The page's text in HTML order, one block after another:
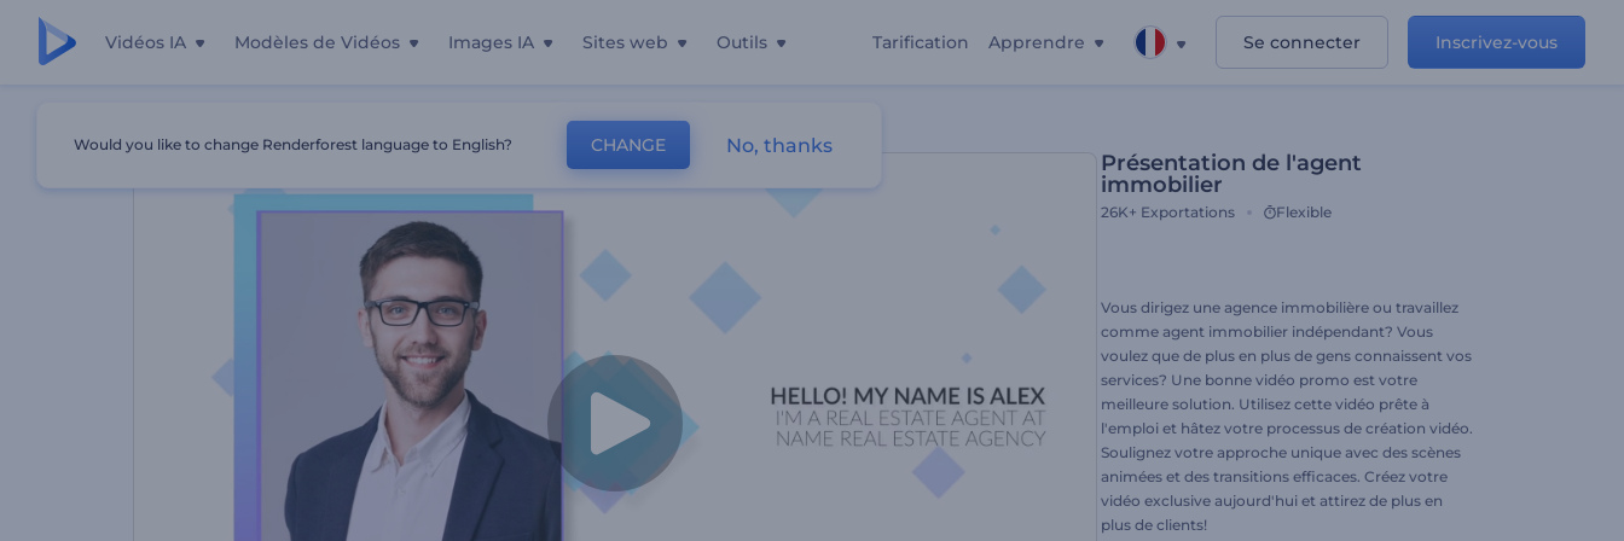
Vidéos IA Modèles de Vidéos Images IA Sites web Outils Tarification Apprendre Se connecter Inscrivez-vous
Présentation de l'agent
immobilier
26K+ Exportations Flexible
Vous dirigez une agence immobilière ou travaillez
comme agent immobilier indépendant? Vous
voulez que de plus en plus de gens connaissent vos
services? Une bonne vidéo promo est votre
meilleure solution. Utilisez cette vidéo prête à
l'emploi et hâtez votre processus de création vidéo.
Soulignez votre approche unique avec des scènes
animées et des transitions efficaces. Créez votre
vidéo exclusive aujourd'hui et attirez de plus en
plus de clients!
Would you like to change Renderforest language to English? CHANGE No, thanks